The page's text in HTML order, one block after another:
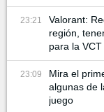
23:21
Valorant:
región,
para la
23:09
Mira el
algunas de
juego